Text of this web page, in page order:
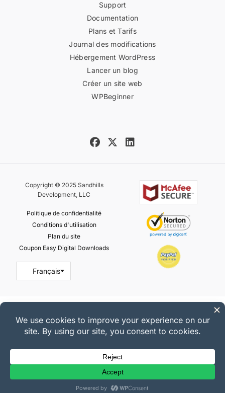
Support
Documentation
Plans et Tarifs
Journal des modifications
Hébergement WordPress
Lancer un blog
Créer un site web
WPBeginner
Copyright © 2025 Sandhills
Development, LLC
Politique de confidentialité
Conditions d'utilisation
Plan du site
Coupon Easy Digital Downloads